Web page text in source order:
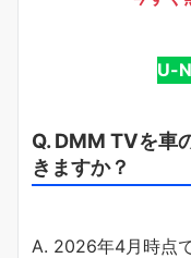
U-
Q. DMM TVを車
きますか？
A. 2026年4月時点